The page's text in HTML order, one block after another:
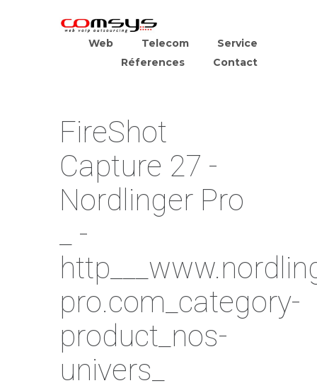
Web Telecom
Service
Réferences
Contact
FireShot
Capture 27 -
Nordlinger Pro
_ -
pro.com_category-
product_nos-
univers_